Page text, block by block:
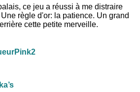
ce jeu a réussi à me distraire
règle d'or: la patience. Un grand
cette petite merveille.